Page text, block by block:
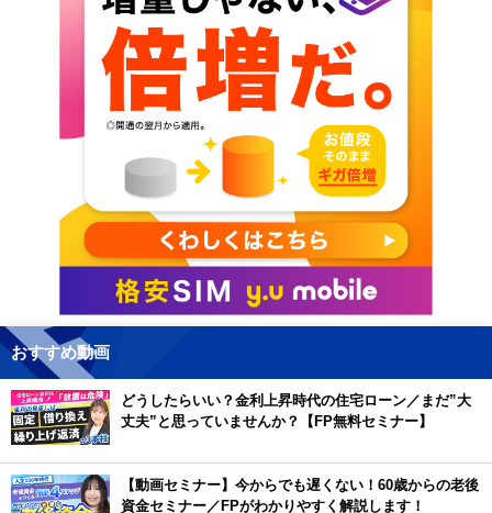
おすすめ動画
どうしたらいい？金利上昇時代の住宅ローン／まだ”大
丈夫”と思っていませんか？【FP無料セミナー】
【動画セミナー】今からでも遅くない！60歳からの老後
資金セミナー／FPがわかりやすく解説します！